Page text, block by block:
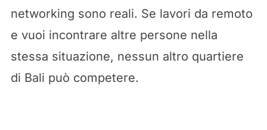
networking sono reali. Se lavori da remoto
e vuoi incontrare altre persone nella
stessa situazione, nessun altro quartiere
di Bali può competere.